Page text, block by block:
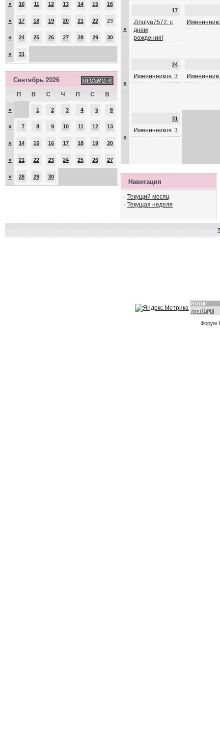
» 10 11 12 13 14 15 16
» 17 18 19 20 21 22 23
» 24 25 26 27 28 29 30
» 31
Сентябрь 2026
П В С Ч П С В
» 1 2 3 4 5 6
» 7 8 9 10 11 12 13
» 14 15 16 17 18 19 20
» 21 22 23 24 25 26 27
» 28 29 30
»
17
Zinulya7572, с
днем
рождения!
»
24
Именинников: 3
»
31
Именинников: 3
Навигация
· Текущий месяц
· Текущая неделя
Форум